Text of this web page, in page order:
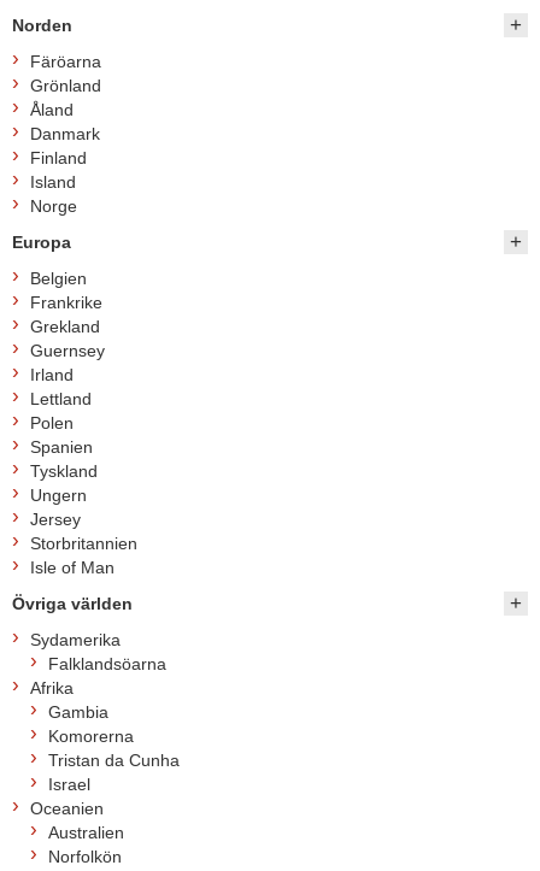
Norden
Färöarna
Grönland
Åland
Danmark
Finland
Island
Norge
Europa
Belgien
Frankrike
Grekland
Guernsey
Irland
Lettland
Polen
Spanien
Tyskland
Ungern
Jersey
Storbritannien
Isle of Man
Övriga världen
Sydamerika
Falklandsöarna
Afrika
Gambia
Komorerna
Tristan da Cunha
Israel
Oceanien
Australien
Norfolkön